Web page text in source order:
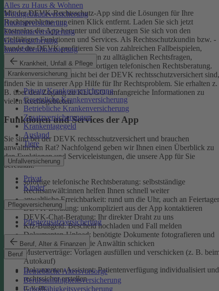
Alles zu Haus & Wohnen
Wohngebäudeversicherung
Hausratversicherung
Elementarversicherung
Glasversicherung
Immobilienfinanzierung
Krankheit, Unfall & Pflege
Krankenversicherung
Private Krankenversicherung
Gesetzliche Krankenversicherung
Betriebliche Krankenversicherung
Zusatzversicherungen
Krankentagegeld
Ausland
Tiere
Unfallversicherung
Privat
Kinder
Pflegeversicherung
Pflegezusatzversicherung
Beruf, Alter & Finanzen
Beruf
Betriebliche Altersvorsorge
Berufsunfähigkeitsversicherung
Grundfähigkeitsversicherung
Mit der DEVK-Rechtsschutz-App sind die Lösungen für Ihre
Rechtsprobleme nur einen Klick entfernt. Laden Sie sich jetzt
kostenlos die App herunter und überzeugen Sie sich von den
vielfältigen Funktionen und Services. Als Rechtsschutzkundin bzw. -
kunde der DEVK profitieren Sie von zahlreichen Fallbeispielen,
informativen Ratgeberbeiträgen zu alltäglichen Rechtsfragen,
Musterverträgen und einer sofortigen telefonischen Rechtsberatung.
Aber auch, wenn Sie nicht bei der DEVK rechtsschutzversichert sind,
finden Sie in unserer App Hilfe für Ihr Rechtsproblem. Sie erhalten z.
B. über den Zugang zu KLUGO umfangreiche Informationen zu
vielen Rechtsgebieten.
Funktionen und Services der App
Sie sind bei der DEVK rechtsschutzversichert und brauchen
anwaltlichen Rat? Nachfolgend geben wir Ihnen einen Überblick zu
den Funktionen und Serviceleistungen, die unsere App für Sie
bereithält:
sofortige telefonische Rechtsberatung: selbstständige
Rechtsanwält:innen helfen Ihnen schnell weiter
anwaltliche Erreichbarkeit: rund um die Uhr, auch an
DEVK-Beratung: unkompliziert aus der App kontaktieren
DEVK-Chat-Beratung: Ihr direkter Draht zu uns
Kfz-Bußgeld: Bescheid hochladen und Fall melden
Dokumenten-Upload: benötigte Dokumente fotografieren und
an den Anwalt oder die Anwältin schicken
Musterverträge: Vorlagen ausfüllen und verschicken (z. B.
Autokauf)
Dokumenten-Assistent: Patientenverfügung individualisiert und
rechtssicher erstellen
u. v. m.